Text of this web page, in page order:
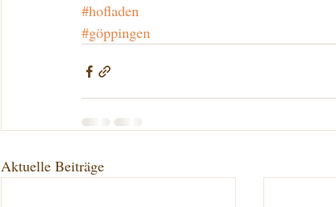
#hofladen
#göppingen
Aktuelle Beiträge